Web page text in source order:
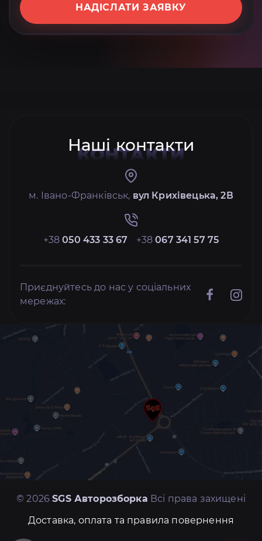
НАДІСЛАТИ ЗАЯВКУ
Наші контакти
КОНТАКТИ
м. Івано-Франківськ, вул Крихівецька, 2В
+38050 433 33 67 +38067 341 57 75
Приєднуйтесь до нас у соціальних
мережах:
© 2026SGS Авторозборка Всі права захищені
Доставка, оплата та правила повернення